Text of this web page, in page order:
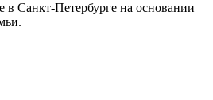
в Санкт-Петербурге на основании